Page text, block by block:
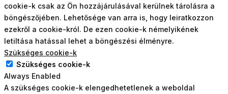
cookie-k csak az Ön hozzájárulásával kerülnek tárolásra a
böngészőjében. Lehetősége van arra is, hogy leiratkozzon
ezekről a cookie-król. De ezen cookie-k némelyikének
letiltása hatással lehet a böngészési élményre.
Szükséges cookie-k
Szükséges cookie-k
Always Enabled
A szükséges cookie-k elengedhetetlenek a weboldal